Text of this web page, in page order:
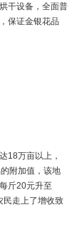
干设备，全面普
保证金银花品
万亩以上，
附加值，该地
斤20元升至
民走上了增收致